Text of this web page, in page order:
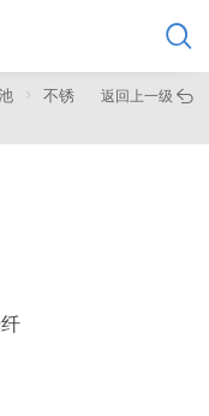

不锈
返回上一级 